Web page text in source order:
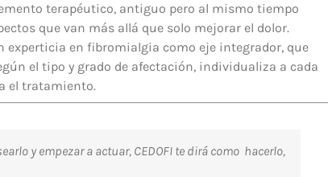
terapéutico, antiguo pero al mismo tiempo
que van más allá que solo mejorar el dolor.
experticia en fibromialgia como eje integrador, que
el tipo y grado de afectación, individualiza a cada
el tratamiento.
y empezar a actuar, CEDOFI te dirá como hacerlo,